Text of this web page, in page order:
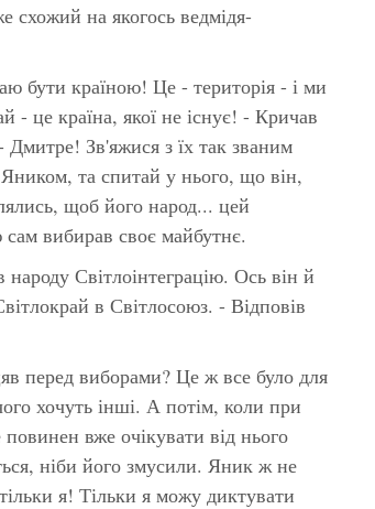
схожий на якогось ведмідя-
бути країною! Це - територія - і ми
- це країна, якої не існує! - Кричав
Зв'яжися з їх так званим
та спитай у нього, що він,
щоб його народ... цей
вибирав своє майбутнє.
Світлоінтеграцію. Ось він й
в Світлосоюз. - Відповів
перед виборами? Це ж все було для
хочуть інші. А потім, коли при
вже очікувати від нього
ніби його змусили. Яник ж не
я! Тільки я можу диктувати